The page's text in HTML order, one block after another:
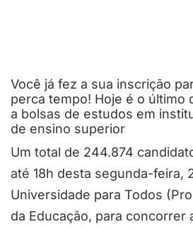
Você já fez a sua inscrição
perca tempo! Hoje é o último
a bolsas de estudos em
de ensino superior
Um total de 244.874
até 18h desta segunda-feira,
Universidade para Todos
da Educação, para concorrer